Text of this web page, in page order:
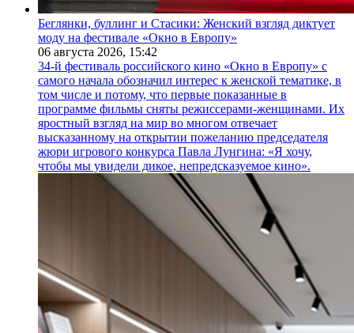
Беглянки, буллинг и Стасики: Женский взгляд диктует
моду на фестивале «Окно в Европу»
06 августа 2026, 15:42
34-й фестиваль российского кино «Окно в Европу» с
самого начала обозначил интерес к женской тематике, в
том числе и потому, что первые показанные в
программе фильмы сняты режиссерами-женщинами. Их
яростный взгляд на мир во многом отвечает
высказанному на открытии пожеланию председателя
жюри игрового конкурса Павла Лунгина: «Я хочу,
чтобы мы увидели дикое, непредсказуемое кино».